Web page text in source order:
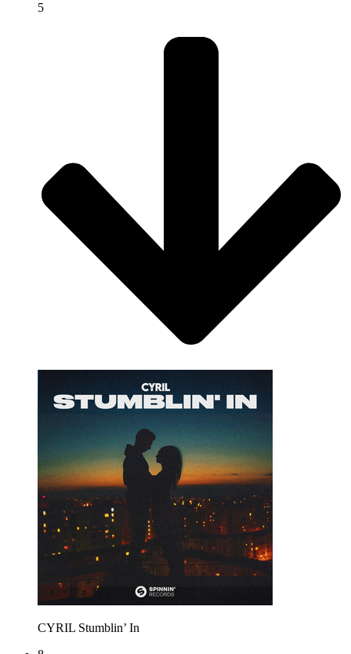
5
CYRIL Stumblin’ In